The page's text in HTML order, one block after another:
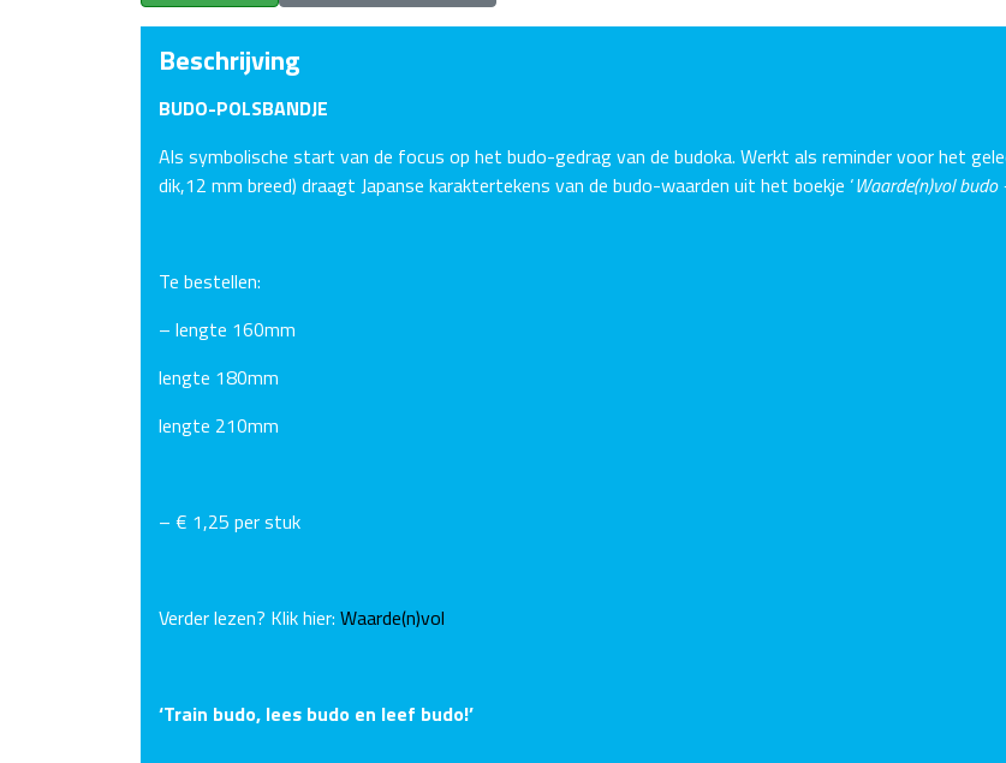
Beschrijving
BUDO-POLSBANDJE
Als symbolische start van de focus op het budo-gedrag van de budoka. Werkt als reminder voor het
dik,12 mm breed) draagt Japanse karaktertekens van de budo-waarden uit het boekje ‘Waarde(n)vol
Te bestellen:
– lengte 160mm
lengte 180mm
lengte 210mm
– € 1,25 per stuk
Verder lezen? Klik hier: Waarde(n)vol
‘Train budo, lees budo en leef budo!’